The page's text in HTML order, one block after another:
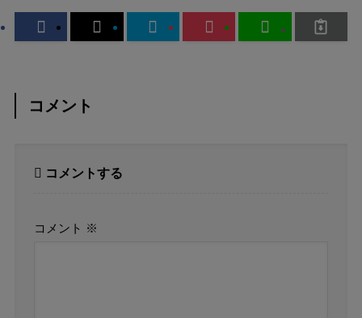
コメント
コメントする
コメント ※